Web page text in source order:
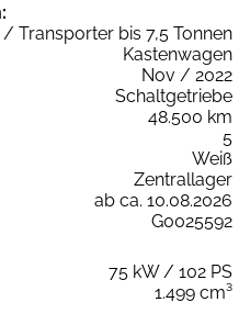
/ Transporter bis 7,5 Tonnen
Kastenwagen
Nov / 2022
Schaltgetriebe
48.500 km
5
Weiß
Zentrallager
ab ca. 10.08.2026
G0025592
75 kW / 102 PS
1.499 cm³